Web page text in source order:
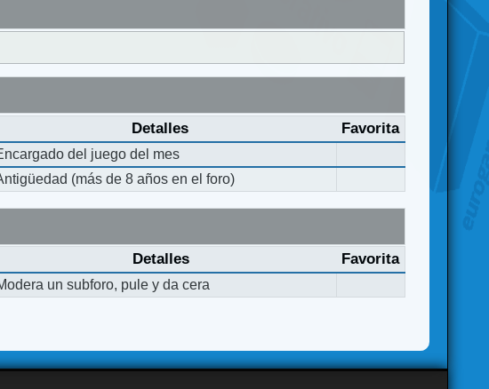
Detalles Favorita
del juego del mes
(más de 8 años en el foro)
Detalles Favorita
un subforo, pule y da cera